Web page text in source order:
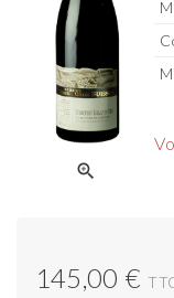
zoom_in
145,00 €